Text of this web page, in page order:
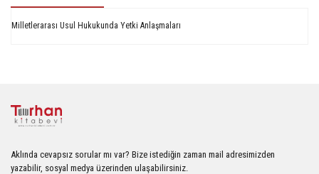
Milletlerarası Usul Hukukunda Yetki Anlaşmaları
Ürün açıklamasında eksik bilgiler bulunuyor.
Aklında cevapsız sorular mı var? Bize istediğin zaman mail adresimizden
yazabilir, sosyal medya üzerinden ulaşabilirsiniz.